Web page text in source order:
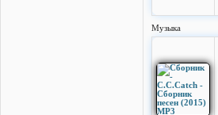
Музыка